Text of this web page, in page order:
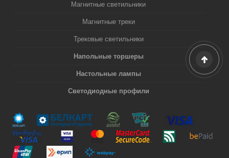
Магнитные светильники
Магнитные треки
Трековые светильники
Напольные торшеры
Настольные лампы
Светодиодные профили